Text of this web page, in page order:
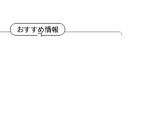
おすすめ情報